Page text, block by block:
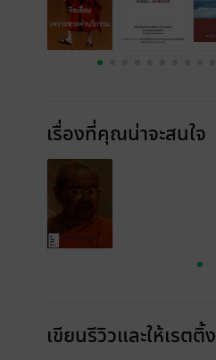
เรื่องที่คุณน่าจะสนใจ
เขียนรีวิวและให้เรตติ้ง